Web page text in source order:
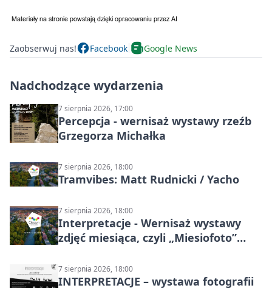
Zaobserwuj nas! Facebook Google News
Nadchodzące wydarzenia
7 sierpnia 2026, 17:00
Percepcja - wernisaż wystawy rzeźb
Grzegorza Michałka
7 sierpnia 2026, 18:00
Tramvibes: Matt Rudnicki / Yacho
7 sierpnia 2026, 18:00
Interpretacje - Wernisaż wystawy
zdjęć miesiąca, czyli „Miesiofoto”
Fotograficznego
7 sierpnia 2026, 18:00
INTERPRETACJE – wystawa fotografii